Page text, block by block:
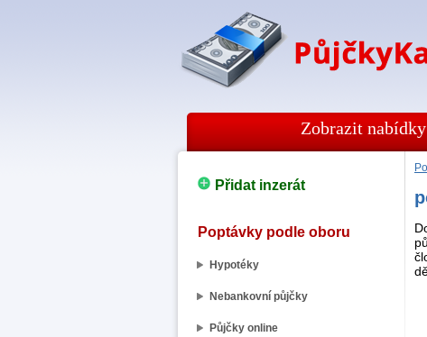
Zobrazit
Přidat inzerát
Poptávky podle oboru
Hypotéky
Nebankovní půjčky
Půjčky online